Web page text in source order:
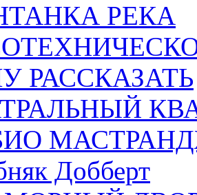
РЕКА
РАССКАЗАТЬ
Добберт